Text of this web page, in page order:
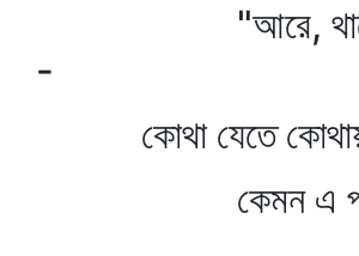
"আরে, থামো
-
কোথা যেতে কোথায়
কেমন এ